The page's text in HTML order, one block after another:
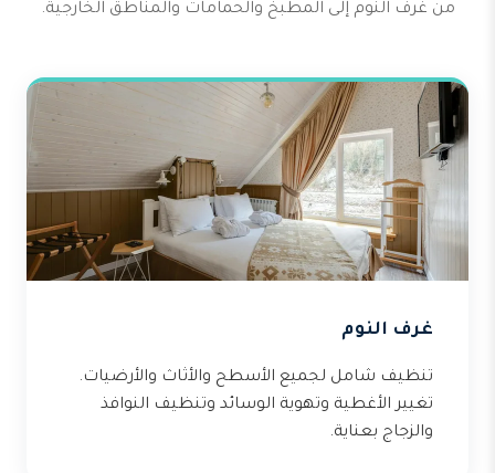
من غرف النوم إلى المطبخ والحمامات والمناطق الخارجية.
غرف النوم
تنظيف شامل لجميع الأسطح والأثاث والأرضيات.
تغيير الأغطية وتهوية الوسائد وتنظيف النوافذ
والزجاج بعناية.